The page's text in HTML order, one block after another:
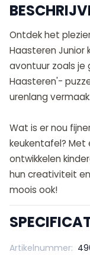
Ontdek het
Haasteren Junior
avontuur zoals je
Haasteren'-
urenlang vermaak.
Wat is er nou
keukentafel?
ontwikkelen
hun creativiteit
moois ook!
Artikelnummer: